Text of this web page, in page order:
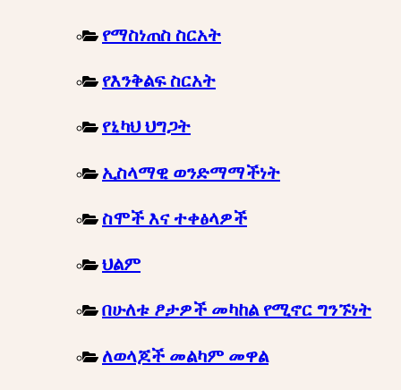
የማስነጠስ ስርአት
የእንቅልፍ ስርአት
የኒካህ ህግጋት
ኢስላማዊ ወንድማማችነት
ስሞች እና ተቀፅላዎች
ህልም
በሁለቱ ፆታዎች መካከል የሚኖር ግንኙነት
ለወላጆች መልካም መዋል